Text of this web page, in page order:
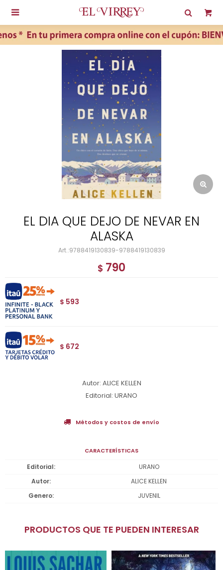

EL DIA QUE DEJO DE NEVAR EN
ALASKA
9788419130839-9788419130839
$ 790
$ 593
$ 672
Autor: ALICE KELLEN
Editorial: URANO
Métodos y costos de envío
CARACTERÍSTICAS
Editorial
URANO
Autor
ALICE KELLEN
Genero
JUVENIL
PRODUCTOS QUE TE PUEDEN INTERESAR